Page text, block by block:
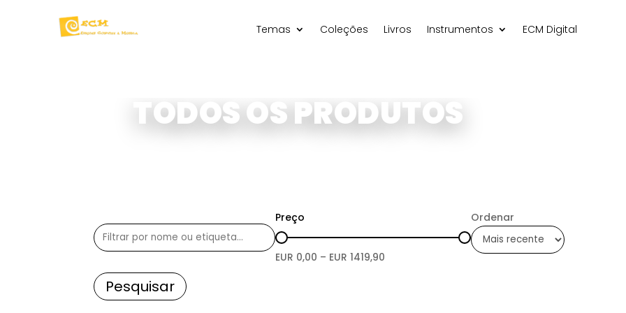
Temas Coleções Livros Instrumentos ECM Digital
TODOS OS PRODUTOS
Preço
EUR 0,00 – EUR1419,90
Ordenar
Pesquisar